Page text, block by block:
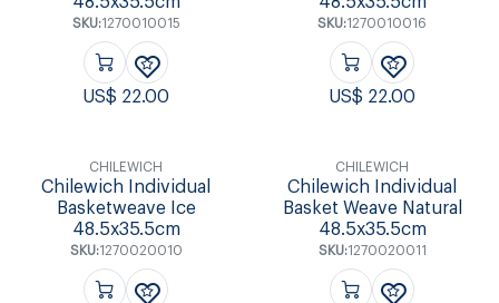
SKU:1270010015
US$ 22.00
SKU:1270010016
US$ 22.00
CHILEWICH
Chilewich Individual
Basketweave Ice
48.5x35.5cm
SKU:1270020010
CHILEWICH
Chilewich Individual
Basket Weave Natural
48.5x35.5cm
SKU:1270020011